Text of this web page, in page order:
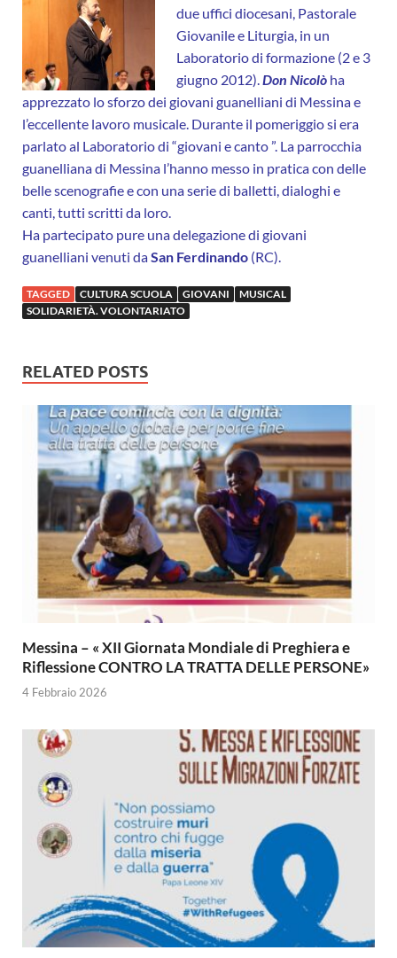
due uffici diocesani, Pastorale
Giovanile e Liturgia, in un
Laboratorio di formazione (2 e 3
giugno 2012). Don Nicolò ha
apprezzato lo sforzo dei giovani guanelliani di Messina e
l’eccellente lavoro musicale. Durante il pomeriggio si era
parlato al Laboratorio di “giovani e canto ”. La parrocchia
guanelliana di Messina l’hanno messo in pratica con delle
belle scenografie e con una serie di balletti, dialoghi e
canti, tutti scritti da loro.
Ha partecipato pure una delegazione di giovani
guanelliani venuti daSan Ferdinando (RC).
TAGGED CULTURA SCUOLA GIOVANI
MUSICAL
SOLIDARIETÀ. VOLONTARIATO
RELATED POSTS
Messina – « XII Giornata Mondiale di Preghiera e
Riflessione CONTRO LA TRATTA DELLE PERSONE»
4 Febbraio 2026